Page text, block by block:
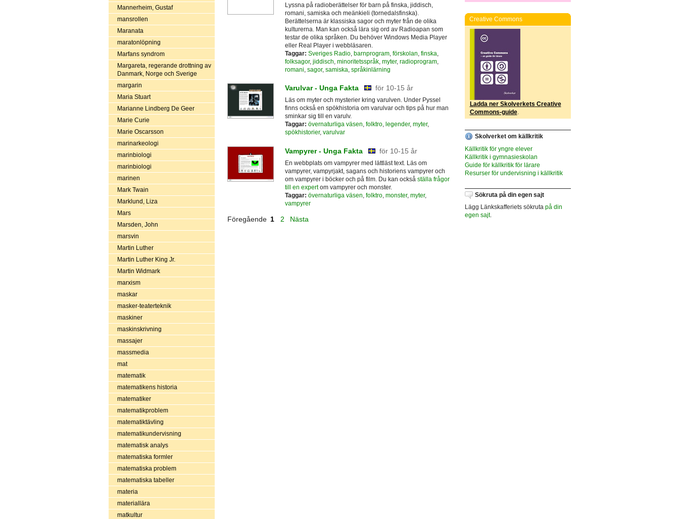
Mannerheim, Gustaf
mansrollen
Maranata
maratonlöpning
Marfans syndrom
Margareta, regerande drottning av
Danmark, Norge och Sverige
margarin
Maria Stuart
Marianne Lindberg De Geer
Marie Curie
Marie Oscarsson
marinarkeologi
marinbiologi
marinbiologi
marinen
Mark Twain
Marklund, Liza
Mars
Marsden, John
marsvin
Martin Luther
Martin Luther King Jr.
Martin Widmark
marxism
maskar
masker-teaterteknik
maskiner
maskinskrivning
massajer
massmedia
mat
matematik
matematikens historia
matematiker
matematikproblem
matematiktävling
matematikundervisning
matematisk analys
matematiska formler
matematiska problem
matematiska tabeller
materia
materiallära
matkultur
Lyssna på radioberättelser för barn på finska, jiddisch,
romani, samiska och meänkieli (tornedalsfinska).
Berättelserna är klassiska sagor och myter från de olika
kulturerna. Man kan också lära sig ord av Radioapan som
testar de olika språken. Du behöver Windows Media Player
eller Real Player i webbläsaren.
Taggar: Sveriges Radio, barnprogram, förskolan, finska,
folksagor, jiddisch, minoritetsspråk, myter, radioprogram,
romani, sagor, samiska, språkinlärning
Varulvar - Unga Fakta för 10-15 år
Läs om myter och mysterier kring varulven. Under Pyssel
finns också en spökhistoria om varulvar och tips på hur man
sminkar sig till en varulv.
Taggar: övernaturliga väsen, folktro, legender, myter,
spökhistorier, varulvar
Vampyrer - Unga Fakta för 10-15 år
En webbplats om vampyrer med lättläst text. Läs om
vampyrer, vampyrjakt, sagans och historiens vampyrer och
om vampyrer i böcker och på film. Du kan också ställa frågor
till en expertom vampyrer och monster.
Taggar: övernaturliga väsen folktro, monster, myter,
vampyrer
Föregående 1 2 Nästa
Creative Commons
Ladda ner Skolverkets Creative
Commons-guide.
Skolverket om källkritik
Källkritik för yngre elever
Källkritik i gymnasieskolan
Guide för källkritik för lärare
Resurser för undervisning i källkritik
Sökruta på din egen sajt
Lägg Länkskafferiets sökruta på din
egen sajt.